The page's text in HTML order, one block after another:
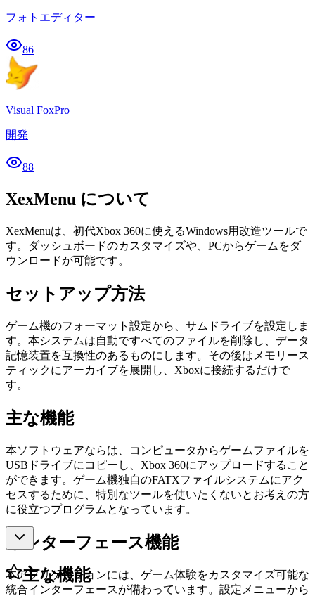
フォトエディター
86
Visual FoxPro
開発
88
XexMenu について
XexMenuは、初代Xbox 360に使えるWindows用改造ツールで
す。ダッシュボードのカスタマイズや、PCからゲームをダ
ウンロードが可能です。
セットアップ方法
ゲーム機のフォーマット設定から、サムドライブを設定しま
す。本システムは自動ですべてのファイルを削除し、データ
記憶装置を互換性のあるものにします。その後はメモリース
ティックにアーカイブを展開し、Xboxに接続するだけで
す。
主な機能
本ソフトウェアならは、コンピュータからゲームファイルを
USBドライブにコピーし、Xbox 360にアップロードすること
ができます。ゲーム機独自のFATXファイルシステムにアク
セスするために、特別なツールを使いたくないとお考えの方
に役立つプログラムとなっています。
インターフェース機能
本アプリケーションには、ゲーム体験をカスタマイズ可能な
統合インターフェースが備わっています。設定メニューから
主な機能